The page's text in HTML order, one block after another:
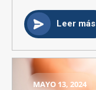
Leer más
MAYO 13, 2024